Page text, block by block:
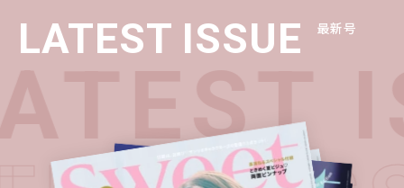
LATEST ISSUE 最新号